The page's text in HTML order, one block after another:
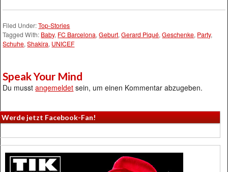
Filed Under:Top-Stories
Tagged With: Baby, FC Barcelona,Geburt,Gerard Piqué,Geschenke, Party,
Schuhe,Shakira, UNICEF
Speak Your Mind
Du musstangemeldet sein, um einen Kommentar abzugeben.
Werde jetzt Facebook-Fan!